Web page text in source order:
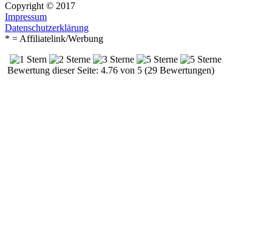
Copyright © 2017
Impressum
Datenschutzerklärung
* = Affiliatelink/Werbung
Bewertung dieser Seite: 4.76 von 5 (29 Bewertungen)